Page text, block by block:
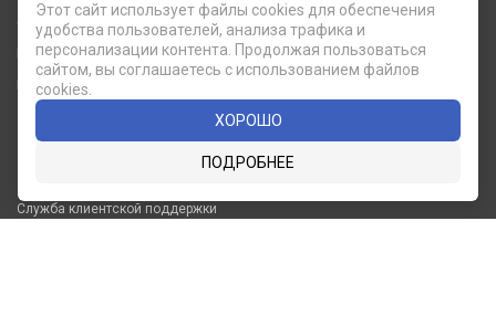
О КОМПАНИИ
КАТАЛОГ
ПРОИЗВОДИТЕЛИ
НОВОСТИ
СТАТЬИ
PDF КАТАЛОГИ
ОПЛАТА И
ДОСТАВКА
ВКОНТАКТЕ ИНСТАГРАМ
Служба клиентской поддержки
Этот сайт использует файлы cookies для обеспечения
удобства пользователей, анализа трафика и
персонализации контента. Продолжая пользоваться
сайтом, вы соглашаетесь с использованием файлов
cookies.
ХОРОШО
ПОДРОБНЕЕ